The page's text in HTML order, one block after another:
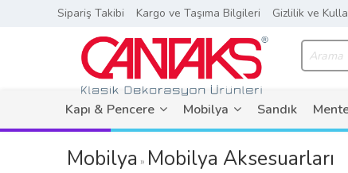
Sipariş Takibi Kargo ve Taşıma Bilgileri Gizlilik ve
Kapı & Pencere Mobilya Sandık
Mobilya » Mobilya Aksesuarları